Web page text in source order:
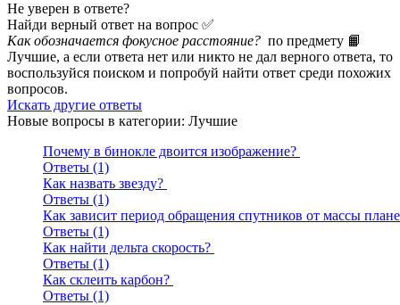
Не уверен в ответе?
Найди верный ответ на вопрос ✅
Как обозначается фокусное расстояние? по предмету 📙
Лучшие, а если ответа нет или никто не дал верного ответа, то
воспользуйся поиском и попробуй найти ответ среди похожих
вопросов.
Искать другие ответы
Новые вопросы в категории: Лучшие
Почему в бинокле двоится изображение?
Ответы (1)
Как назвать звезду?
Ответы (1)
Как зависит период обращения спутников от массы
Ответы (1)
Как найти дельта скорость?
Ответы (1)
Как склеить карбон?
Ответы (1)